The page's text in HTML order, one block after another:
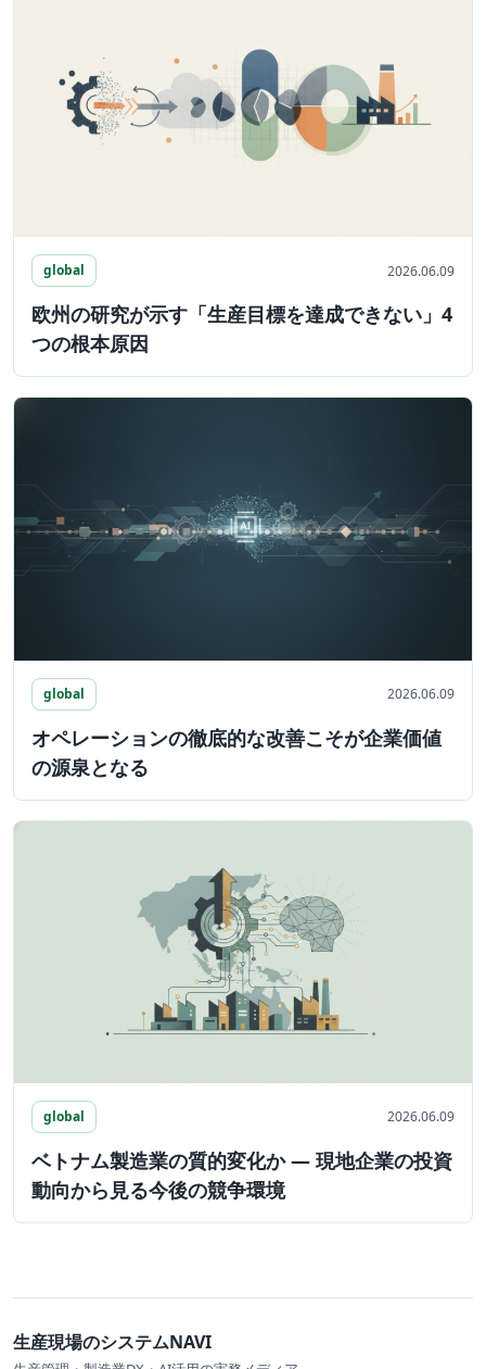
global 2026.06.09
欧州の研究が示す「生産目標を達成できない」4
つの根本原因
global 2026.06.09
オペレーションの徹底的な改善こそが企業価値
の源泉となる
global 2026.06.09
ベトナム製造業の質的変化か ― 現地企業の投資
動向から見る今後の競争環境
生産現場のシステムNAVI